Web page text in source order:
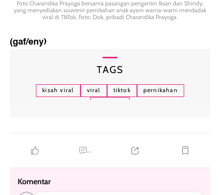
Foto Charandika Prayoga bersama pasangan pengantin Iksan dan Shindy,
yang menyediakan souvenir pernikahan anak ayam warna-warni mendadak
viral di TIkTok. Foto: Dok. pribadi Charandika Prayoga.
(gaf/eny)
TAGS
kisah viral viral tiktok
pernikahan
...
Komentar